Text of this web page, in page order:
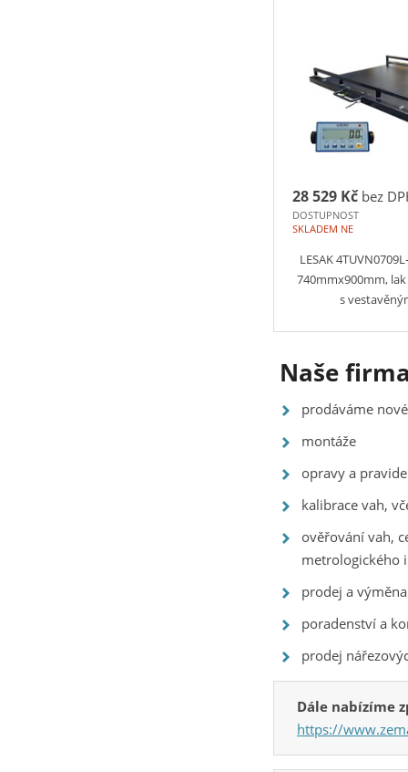
28 529 Kč bez
DOSTUPNOST
SKLADEM NE
LESAK
740mmx900mm,
s
Naše
prodáváme
montáže
opravy a
kalibrace vah,
ověřování vah,
metrologického
prodej a
poradenství a
prodej
Dále nabízíme
https://